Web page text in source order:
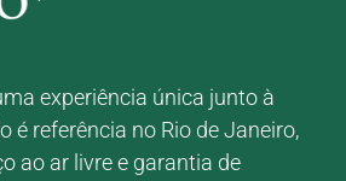
experiência única junto à
é referência no Rio de Janeiro,
ao ar livre e garantia de